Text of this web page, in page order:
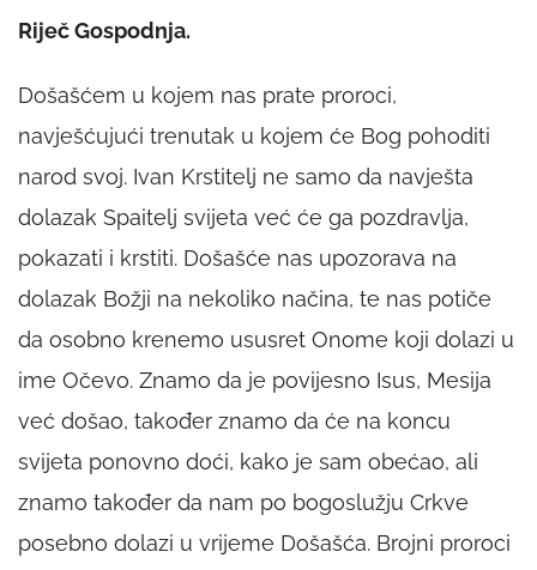
Riječ Gospodnja.
Došašćem u kojem nas prate proroci,
navješćujući trenutak u kojem će Bog pohoditi
narod svoj. Ivan Krstitelj ne samo da navješta
dolazak Spaitelj svijeta već će ga pozdravlja,
pokazati i krstiti. Došašće nas upozorava na
dolazak Božji na nekoliko načina, te nas potiče
da osobno krenemo ususret Onome koji dolazi u
ime Očevo. Znamo da je povijesno Isus, Mesija
već došao, također znamo da će na koncu
svijeta ponovno doći, kako je sam obećao, ali
znamo također da nam po bogoslužju Crkve
posebno dolazi u vrijeme Došašća. Brojni proroci